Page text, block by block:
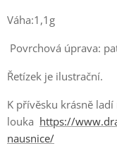
Váha:1,1g
Povrchová úprava:
Řetízek je ilustrační.
K přívěsku krásně ladí
louka https://
nausnice/